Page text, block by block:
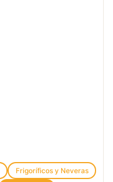
Frigoríficos y Neveras